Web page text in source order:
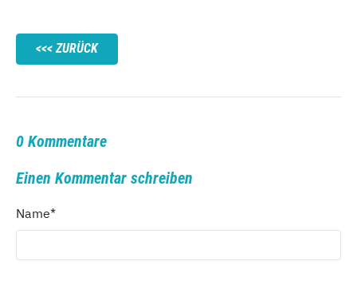
ZURÜCK
0 Kommentare
Einen Kommentar schreiben
Name*